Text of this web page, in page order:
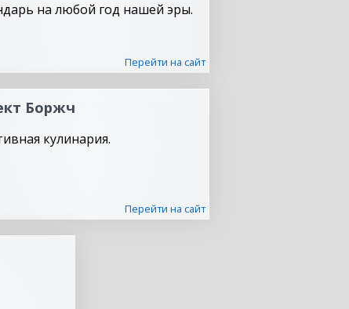
на любой год нашей эры.
Перейти на сайт
Боржч
кулинария.
Перейти на сайт